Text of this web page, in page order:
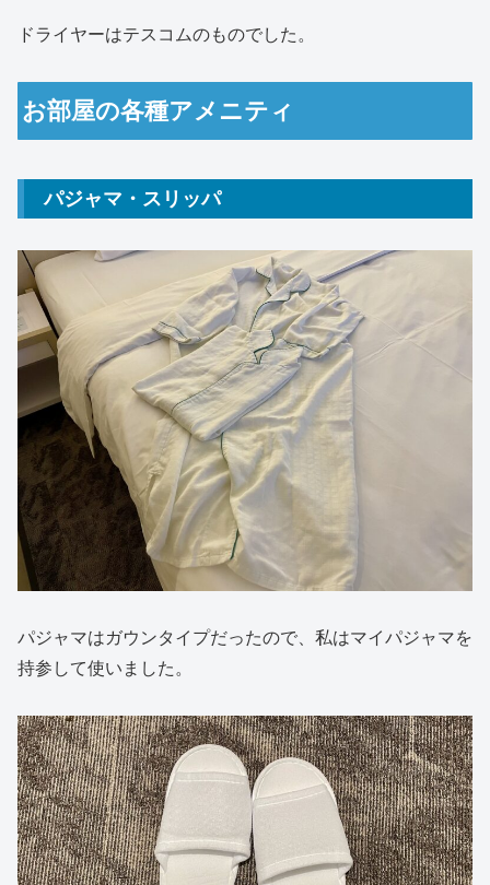
ドライヤーはテスコムのものでした。
お部屋の各種アメニティ
パジャマ・スリッパ
パジャマはガウンタイプだったので、私はマイパジャマを
持参して使いました。